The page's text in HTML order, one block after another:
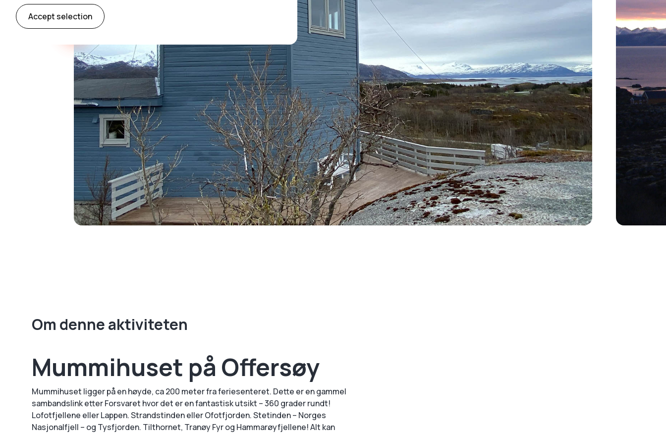
Accept selection
Om denne aktiviteten
Mummihuset på Offersøy
Mummihuset ligger på en høyde, ca 200 meter fra feriesenteret. Dette er en gammel
sambandslink etter Forsvaret hvor det er en fantastisk utsikt – 360 grader rundt!
Lofotfjellene eller Lappen. Strandstinden eller Ofotfjorden. Stetinden – Norges
Nasjonalfjell – og Tysfjorden. Tilthornet, Tranøy Fyr og Hammarøyfjellene! Alt kan